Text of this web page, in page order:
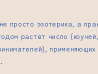
просто эзотерика, а
растёт число {коучей,
применяющих